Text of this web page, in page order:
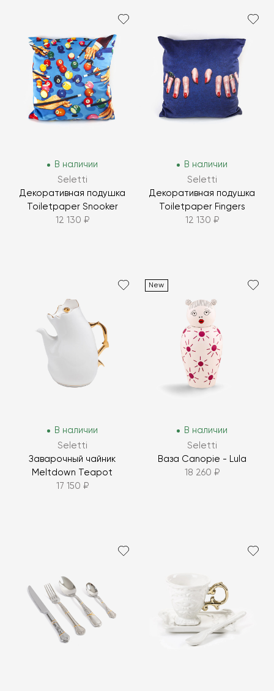
В наличии
Seletti
Декоративная подушка
Toiletpaper Snooker
12 130 ₽
В наличии
Seletti
Декоративная подушка
Toiletpaper Fingers
12 130 ₽
В наличии
Seletti
Заварочный чайник
Meltdown Teapot
17 150 ₽
New
В наличии
Seletti
Ваза Canopie - Lula
18 260 ₽